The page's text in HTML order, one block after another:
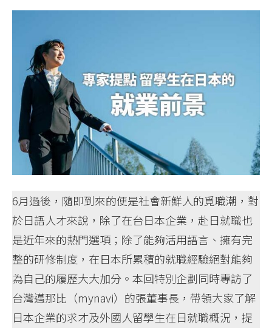
6月過後，隨即到來的便是社會新鮮人的覓職潮，對
於日語人才來說，除了在台日本企業，赴日就職也
是近年來的熱門選項；除了能夠活用語言、擁有完
整的研修制度，在日本所累積的就職經驗絕對能夠
為自己的履歷大大加分。本回特別企劃同時專訪了
台灣邁那比（mynavi）的張董事長，帶領大家了解
日本企業的求才及外國人留學生在日就職概況，提